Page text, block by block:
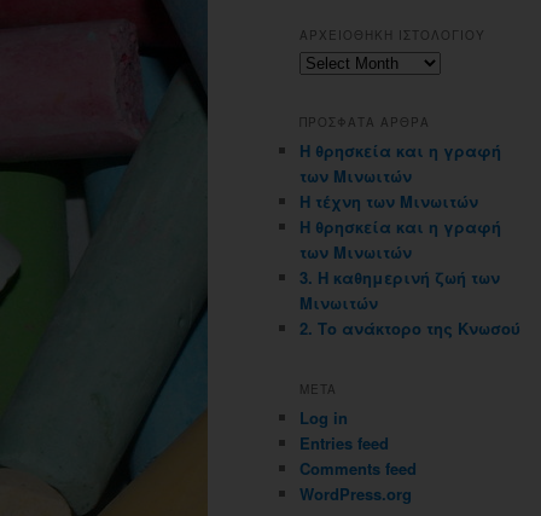
ΑΡΧΕΙΟΘΗΚΗ ΙΣΤΟΛΟΓΙΟΥ
Αρχειοθηκη
ΠΡΟΣΦΑΤΑ ΑΡΘΡΑ
Η θρησκεία και η γραφή
των Μινωιτών
Η τέχνη των Μινωιτών
Η θρησκεία και η γραφή
των Μινωιτών
3. Η καθημερινή ζωή των
Μινωιτών
2. Το ανάκτορο της Κνωσού
META
Log in
Entries feed
Comments feed
WordPress.org